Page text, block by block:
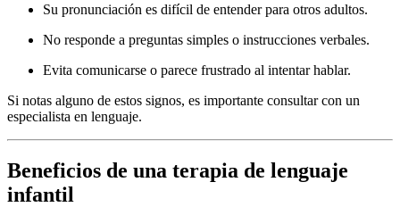
Su pronunciación es difícil de entender para otros adultos.
No responde a preguntas simples o instrucciones verbales.
Evita comunicarse o parece frustrado al intentar hablar.
Si notas alguno de estos signos, es importante consultar con un
especialista en lenguaje.
Beneficios de una terapia de lenguaje
infantil